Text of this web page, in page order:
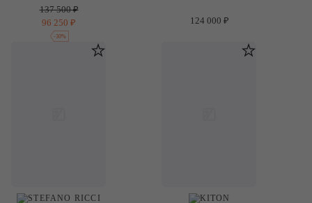
137 500 ₽
96 250 ₽
-30%
124 000 ₽